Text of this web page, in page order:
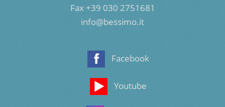
Fax +39 030 2751681
info@bessimo.it
Facebook
Youtube